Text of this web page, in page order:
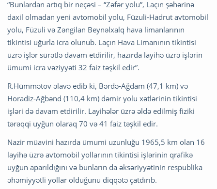
“Bunlardan artıq bir neçəsi – “Zəfər yolu”, Laçın şəhərinə
daxil olmadan yeni avtomobil yolu, Füzuli-Hadrut avtomobil
yolu, Füzuli və Zəngilan Beynəlxalq hava limanlarının
tikintisi uğurla icra olunub. Laçın Hava Limanının tikintisi
üzrə işlər sürətlə davam etdirilir, hazırda layihə üzrə işlərin
ümumi icra vəziyyəti 32 faiz təşkil edir”.
R.Hümmətov əlavə edib ki, Bərdə-Ağdam (47,1 km) və
Horadiz-Ağbənd (110,4 km) dəmir yolu xətlərinin tikintisi
işləri də davam etdirilir. Layihələr üzrə əldə edilmiş fiziki
tərəqqi uyğun olaraq 70 və 41 faiz təşkil edir.
Nazir müavini hazırda ümumi uzunluğu 1965,5 km olan 16
layihə üzrə avtomobil yollarının tikintisi işlərinin qrafikə
uyğun aparıldığını və bunların da əksəriyyətinin respublika
əhəmiyyətli yollar olduğunu diqqətə çatdırıb.